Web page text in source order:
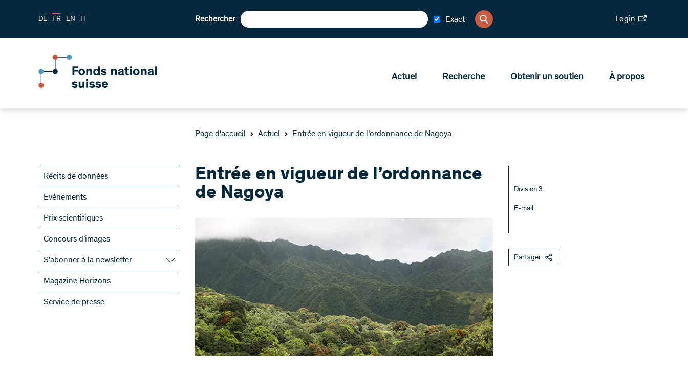
DE FR EN IT Rechercher Exact Login
Actuel Recherche Obtenir un soutien À propos
Page d'accueil Actuel Entrée en vigueur de l’ordonnance de Nagoya
Récits de données
Evénements
Prix scientifiques
Concours d’images
S’abonner à la newsletter
S’abonner à la newsletter du FNS
S’abonner aux newsletter des PRN
ScienceGeist
Magazine Horizons
Service de presse
Entrée en vigueur de l’ordonnance
de Nagoya
Division 3
E-mail
Partager